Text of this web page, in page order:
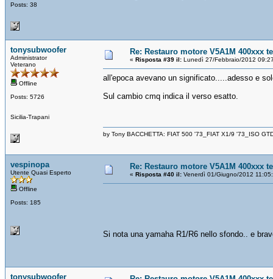
Posts: 38
tonysubwoofer
Administrator
Veterano
Offline
Posts: 5726
Sicilia-Trapani
Re: Restauro motore V5A1M 400xxx
« Risposta #39 il: Lunedì 27/Febbraio/2012
all'epoca avevano un significato.....adesso e
Sul cambio cmq indica il verso esatto.
by Tony BACCHETTA: FIAT 500 '73_FIAT X1/9 '73_ISO
vespinopa
Utente Quasi Esperto
Offline
Posts: 185
Re: Restauro motore V5A1M 400xxx
« Risposta #40 il: Venerdì 01/Giugno/2012
Si nota una yamaha R1/R6 nello sfondo.. e
tonysubwoofer